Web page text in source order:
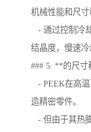
机械性能和尺寸
- 通过控制冷
结晶度，慢速冷
### 5. **的尺寸
- PEEK在高温
造精密零件。
- 但由于其热